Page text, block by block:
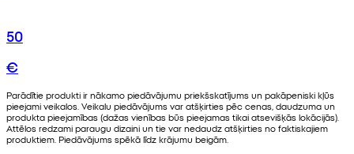
50
€
Parādītie produkti ir nākamo piedāvājumu priekšskatījums un pakāpeniski kļūs
pieejami veikalos. Veikalu piedāvājums var atšķirties pēc cenas, daudzuma un
produkta pieejamības (dažas vienības būs pieejamas tikai atsevišķās lokācijās).
Attēlos redzami paraugu dizaini un tie var nedaudz atšķirties no faktiskajiem
produktiem. Piedāvājums spēkā līdz krājumu beigām.